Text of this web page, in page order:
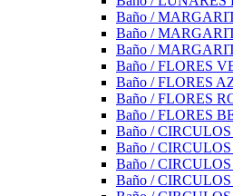
Baño /
Baño /
Baño /
Baño / FLORES
Baño / FLORES
Baño / FLORES
Baño / FLORES
Baño /
Baño /
Baño /
Baño /